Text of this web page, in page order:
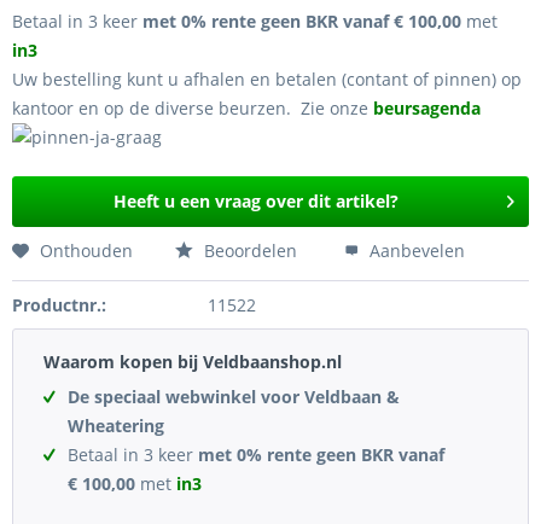
Betaal in 3 keer met 0% rente geen BKR vanaf € 100,00 met
in3
Uw bestelling kunt u afhalen en betalen (contant of pinnen) op
kantoor en op de diverse beurzen. Zie onze beursagenda
Heeft u een vraag over dit artikel?
Onthouden Beoordelen Aanbevelen
Productnr.: 11522
Waarom kopen bij Veldbaanshop.nl
De speciaal webwinkel voor Veldbaan &
Wheatering
Betaal in 3 keer met 0% rente geen BKR vanaf
€ 100,00 met in3